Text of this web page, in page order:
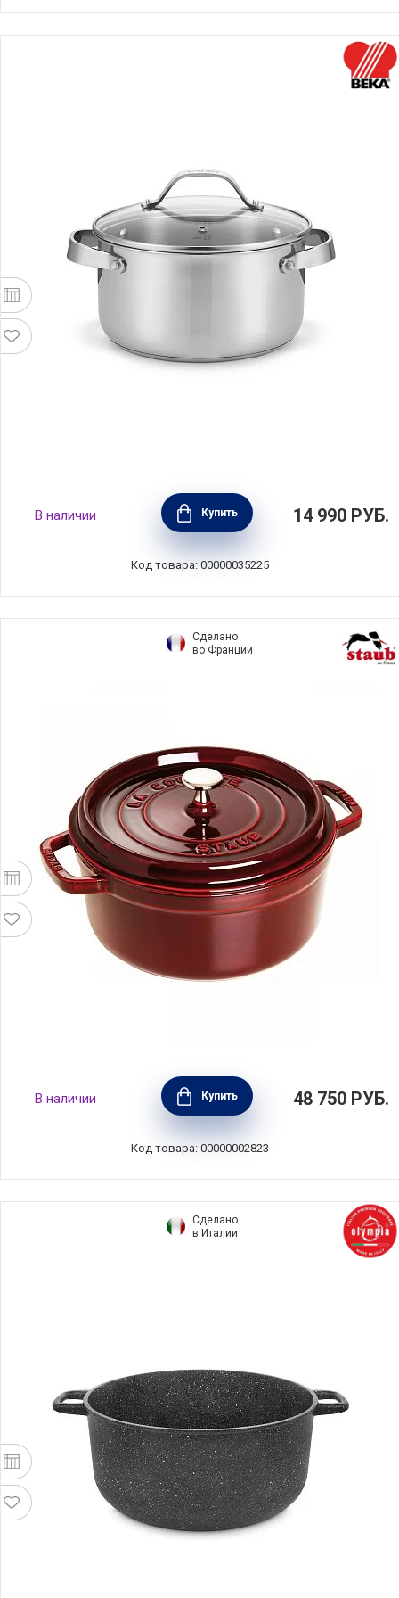
Кастрюля CICLA 2,8 л, диаметр 20 см,
нержавеющая сталь, BEKA, Бельгия, 101032
В наличии Купить 14 990 РУБ.
Код товара: 00000035225
Сделано
во Франции
Кокот круглый чугунный 5,2 л цвет
гранатовый, диаметр 26 см, Staub, Франция,
1102687
В наличии Купить 48 750 РУБ.
Код товара: 00000002823
Сделано
в Италии